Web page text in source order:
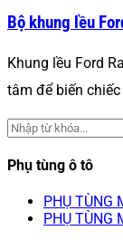
Bộ khung lều
Khung lều Ford
tâm để biến
Phụ tùng ô tô
PHỤ TÙNG
PHỤ TÙNG